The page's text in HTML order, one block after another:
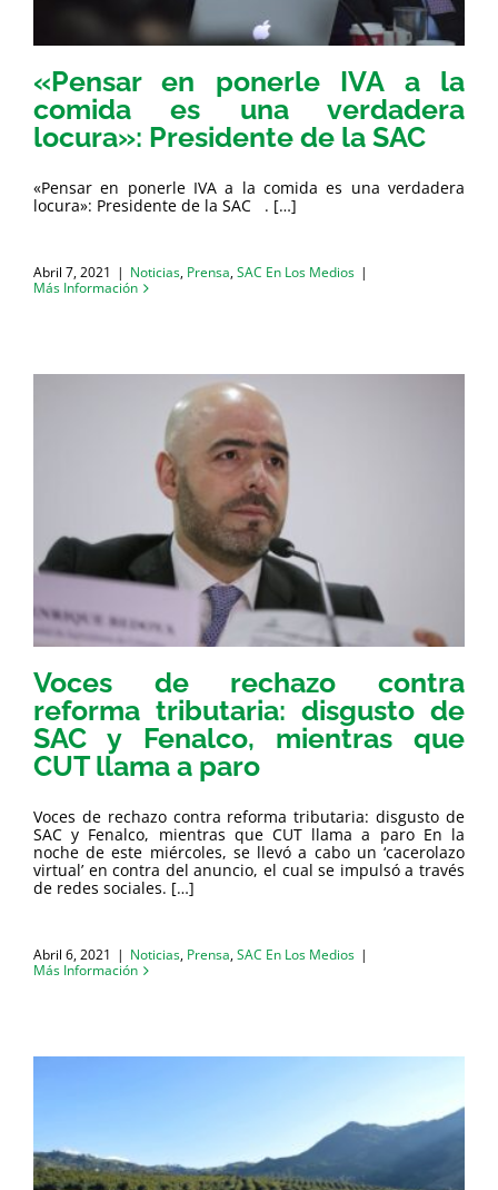
«Pensar en ponerle IVA a la
comida es una verdadera
locura»: Presidente de la SAC
«Pensar en ponerle IVA a la comida es una verdadera
locura»: Presidente de la SAC . […]
Abril 7, 2021 | Noticias, Prensa,SAC En Los Medios |
Más Información
Voces de rechazo contra
reforma tributaria: disgusto de
SAC y Fenalco, mientras que
CUT llama a paro
Voces de rechazo contra reforma tributaria: disgusto de
SAC y Fenalco, mientras que CUT llama a paro En la
noche de este miércoles, se llevó a cabo un ‘cacerolazo
virtual’ en contra del anuncio, el cual se impulsó a través
de redes sociales. […]
Abril 6, 2021 | Noticias, Prensa,SAC En Los Medios |
Más Información